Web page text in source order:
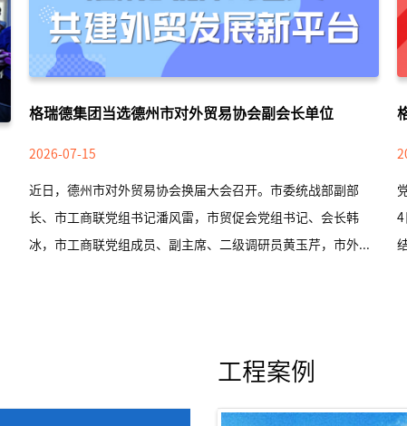
格瑞德集团当选德州市对外贸易协会副会长单位
2026-07-15
近日，德州市对外贸易协会换届大会召开。市委统战部副部
长、市工商联党组书记潘风雷，市贸促会党组书记、会长韩
冰，市工商联党组成员、副主席、二级调研员黄玉芹，市外...
4
工程案例